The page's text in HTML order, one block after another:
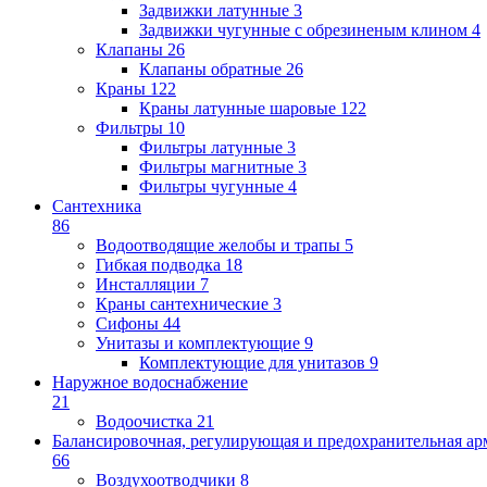
Задвижки латунные 3
Задвижки чугунные с обрезиненым клином 4
Клапаны 26
Клапаны обратные 26
Краны 122
Краны латунные шаровые 122
Фильтры 10
Фильтры латунные 3
Фильтры магнитные 3
Фильтры чугунные 4
Сантехника
86
Водоотводящие желобы и трапы 5
Гибкая подводка 18
Инсталляции 7
Краны сантехнические 3
Сифоны 44
Унитазы и комплектующие 9
Комплектующие для унитазов 9
Наружное водоснабжение
21
Водоочистка 21
Балансировочная, регулирующая и предохранительная
66
Воздухоотводчики 8